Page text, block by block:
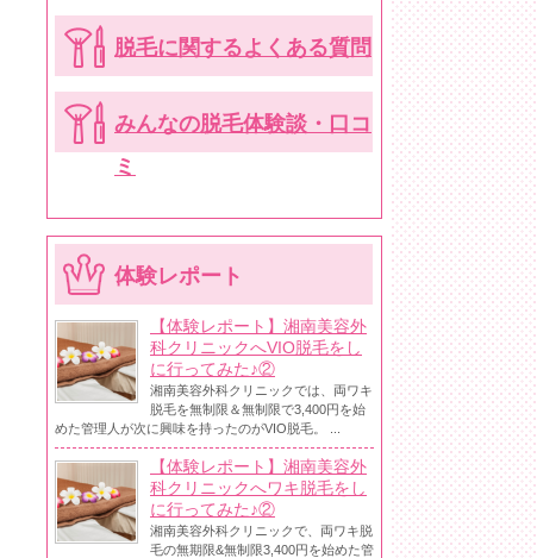
脱毛に関するよくある質問
みんなの脱毛体験談・口コ
ミ
体験レポート
【体験レポート】湘南美容外
科クリニックへVIO脱毛をし
に行ってみた♪②
湘南美容外科クリニックでは、両ワキ
脱毛を無制限＆無制限で3,400円を始
めた管理人が次に興味を持ったのがVIO脱毛。 ...
【体験レポート】湘南美容外
科クリニックへワキ脱毛をし
に行ってみた♪②
湘南美容外科クリニックで、両ワキ脱
毛の無期限&無制限3,400円を始めた管